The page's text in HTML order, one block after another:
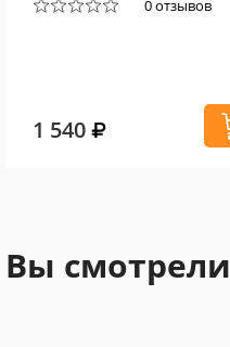
0 отзывов
1 540
Вы смотрели